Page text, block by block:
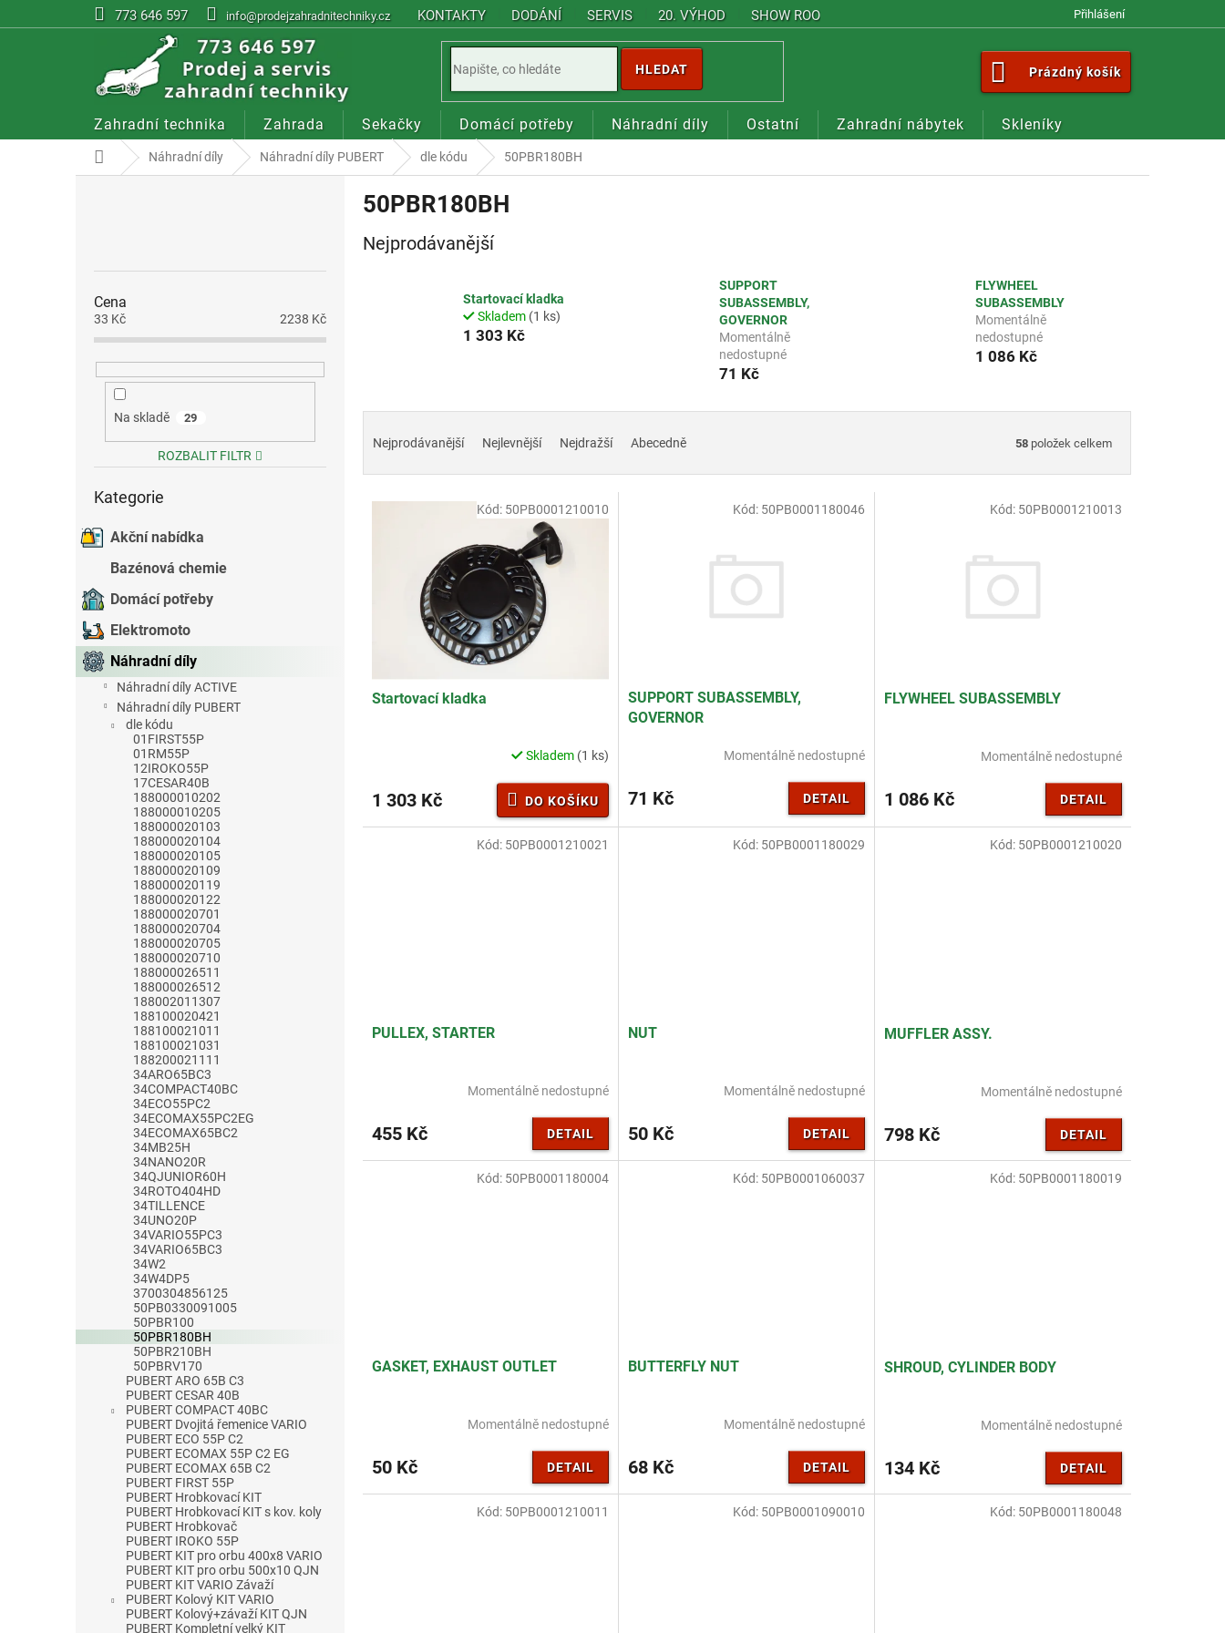
na
773 646 597 info@prodejzahradnitechniky.cz KONTAKTY DODÁNÍ SERVIS 20. VÝHOD SHOW ROOM Přihlášení
HLEDAT
NÁKUPNÍ
KOŠÍK
Prázdný košík
Zahradní technika Zahrada Sekačky Domácí potřeby Náhradní díly Ostatní Zahradní nábytek Skleníky
Domů Náhradní díly Náhradní díly PUBERT dle kódu 50PBR180BH
Cena
33 Kč 2238 Kč
Na skladě 29
ROZBALIT FILTR
kategorie
Kategorie
Akční nabídka
Bazénová chemie
Domácí potřeby
Elektromoto
Náhradní díly
Náhradní díly ACTIVE
Náhradní díly PUBERT
dle kódu
01FIRST55P
01RM55P
12IROKO55P
17CESAR40B
188000010202
188000010205
188000020103
188000020104
188000020105
188000020109
188000020119
188000020122
188000020701
188000020704
188000020705
188000020710
188000026511
188000026512
188002011307
188100020421
188100021011
188100021031
188200021111
34ARO65BC3
34COMPACT40BC
34ECO55PC2
34ECOMAX55PC2EG
34ECOMAX65BC2
34MB25H
34NANO20R
34QJUNIOR60H
34ROTO404HD
34TILLENCE
34UNO20P
34VARIO55PC3
34VARIO65BC3
34W2
34W4DP5
3700304856125
50PB0330091005
50PBR100
50PBR180BH
50PBR210BH
50PBRV170
PUBERT ARO 65B C3
PUBERT CESAR 40B
PUBERT COMPACT 40BC
PUBERT Dvojitá řemenice VARIO
PUBERT ECO 55P C2
PUBERT ECOMAX 55P C2 EG
PUBERT ECOMAX 65B C2
PUBERT FIRST 55P
PUBERT Hrobkovací KIT
PUBERT Hrobkovací KIT s kov. koly
PUBERT Hrobkovač
PUBERT IROKO 55P
PUBERT KIT pro orbu 400x8 VARIO
PUBERT KIT pro orbu 500x10 QJN
PUBERT KIT VARIO Závaží
PUBERT Kolový KIT VARIO
PUBERT Kolový+závaží KIT QJN
PUBERT Kompletní velký KIT
50PBR180BH
Nejprodávanější
Startovací kladka
Skladem (1 ks)
1 303 Kč
SUPPORT
SUBASSEMBLY,
GOVERNOR
Momentálně
nedostupné
71 Kč
FLYWHEEL
SUBASSEMBLY
Momentálně
nedostupné
1 086 Kč
e
n
ů
Nejprodávanější Nejlevnější Nejdražší Abecedně 58 položek celkem
V
Startovací kladka
Skladem (1 ks)
1 303 Kč DO KOŠÍKU
Kód: 50PB0001210010
SUPPORT SUBASSEMBLY,
GOVERNOR
Momentálně nedostupné
71 Kč DETAIL
Kód: 50PB0001180046
FLYWHEEL SUBASSEMBLY
Momentálně nedostupné
1 086 Kč DETAIL
Kód: 50PB0001210013
PULLEX, STARTER
Momentálně nedostupné
455 Kč DETAIL
Kód: 50PB0001210021
NUT
Momentálně nedostupné
50 Kč DETAIL
Kód: 50PB0001180029
MUFFLER ASSY.
Momentálně nedostupné
798 Kč DETAIL
Kód: 50PB0001210020
GASKET, EXHAUST OUTLET
Momentálně nedostupné
50 Kč DETAIL
Kód: 50PB0001180004
BUTTERFLY NUT
Momentálně nedostupné
68 Kč DETAIL
Kód: 50PB0001060037
SHROUD, CYLINDER BODY
Momentálně nedostupné
134 Kč DETAIL
Kód: 50PB0001180019
Kód: 50PB0001210011 Kód: 50PB0001090010 Kód: 50PB0001180048